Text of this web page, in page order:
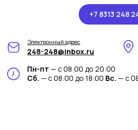
+7 8313 248 248
Пн-пт — с 08:00 до 20:00
Сб.— с 08:00 до 18:00Вс.— с 08:00 до 15:00